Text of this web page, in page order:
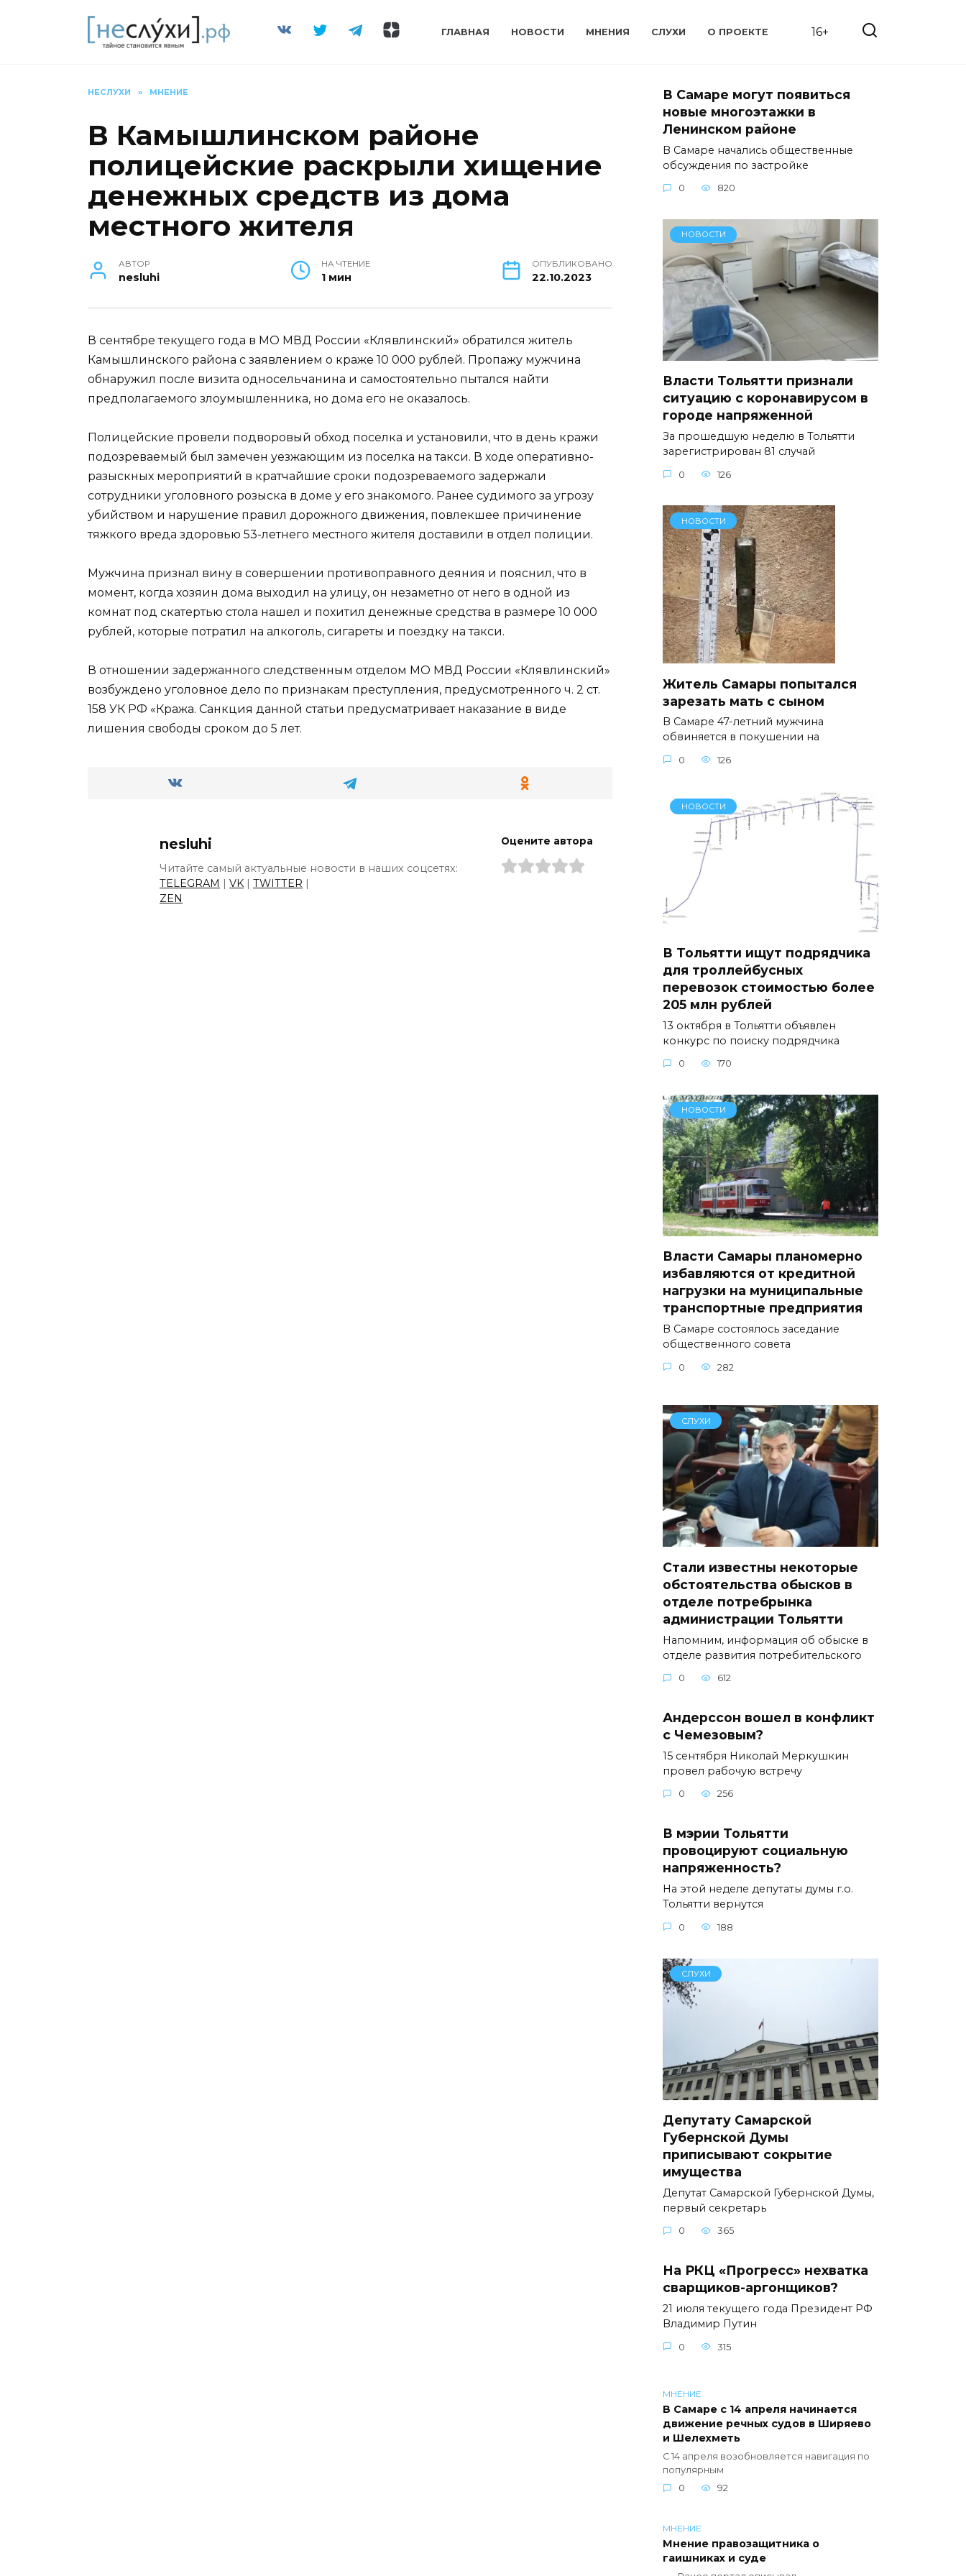
ГЛАВНАЯ НОВОСТИ МНЕНИЯ СЛУХИ О ПРОЕКТЕ 16+
НЕСЛУХИ » МНЕНИЕ
В Камышлинском районе
полицейские раскрыли хищение
денежных средств из дома
местного жителя
АВТОР
nesluhi
НА ЧТЕНИЕ
1 мин
ОПУБЛИКОВАНО
22.10.2023
В сентябре текущего года в МО МВД России «Клявлинский» обратился житель
Камышлинского района с заявлением о краже 10 000 рублей. Пропажу мужчина
обнаружил после визита односельчанина и самостоятельно пытался найти
предполагаемого злоумышленника, но дома его не оказалось.
Полицейские провели подворовый обход поселка и установили, что в день кражи
подозреваемый был замечен уезжающим из поселка на такси. В ходе оперативно-
разыскных мероприятий в кратчайшие сроки подозреваемого задержали
сотрудники уголовного розыска в доме у его знакомого. Ранее судимого за угрозу
убийством и нарушение правил дорожного движения, повлекшее причинение
тяжкого вреда здоровью 53-летнего местного жителя доставили в отдел полиции.
Мужчина признал вину в совершении противоправного деяния и пояснил, что в
момент, когда хозяин дома выходил на улицу, он незаметно от него в одной из
комнат под скатертью стола нашел и похитил денежные средства в размере 10 000
рублей, которые потратил на алкоголь, сигареты и поездку на такси.
В отношении задержанного следственным отделом МО МВД России «Клявлинский»
возбуждено уголовное дело по признакам преступления, предусмотренного ч. 2 ст.
158 УК РФ «Кража. Санкция данной статьи предусматривает наказание в виде
лишения свободы сроком до 5 лет.
nesluhi
Читайте самый актуальные новости в наших соцсетях:
TELEGRAM
VK TWITTER
ZEN
Оцените автора
В Самаре могут появиться
новые многоэтажки в
Ленинском районе
В Самаре начались общественные
обсуждения по застройке
0 820
НОВОСТИ
Власти Тольятти признали
ситуацию с коронавирусом в
городе напряженной
За прошедшую неделю в Тольятти
зарегистрирован 81 случай
0 126
НОВОСТИ
Житель Самары попытался
зарезать мать с сыном
В Самаре 47-летний мужчина
обвиняется в покушении на
0 126
НОВОСТИ
В Тольятти ищут подрядчика
для троллейбусных
перевозок стоимостью более
205 млн рублей
13 октября в Тольятти объявлен
конкурс по поиску подрядчика
0 170
НОВОСТИ
Власти Самары планомерно
избавляются от кредитной
нагрузки на муниципальные
транспортные предприятия
В Самаре состоялось заседание
общественного совета
0 282
СЛУХИ
Стали известны некоторые
обстоятельства обысков в
отделе потребрынка
администрации Тольятти
Напомним, информация об обыске в
отделе развития потребительского
0 612
Андерссон вошел в конфликт
с Чемезовым?
15 сентября Николай Меркушкин
провел рабочую встречу
0 256
В мэрии Тольятти
провоцируют социальную
напряженность?
На этой неделе депутаты думы г.о.
Тольятти вернутся
0 188
СЛУХИ
Депутату Самарской
Губернской Думы
приписывают сокрытие
имущества
Депутат Самарской Губернской Думы,
первый секретарь
0 365
На РКЦ «Прогресс» нехватка
сварщиков-аргонщиков?
21 июля текущего года Президент РФ
Владимир Путин
0 315
МНЕНИЕ
В Самаре с 14 апреля начинается
движение речных судов в Ширяево
и Шелехметь
С 14 апреля возобновляется навигация по
популярным
0
92
МНЕНИЕ
Мнение правозащитника о
гаишниках и суде